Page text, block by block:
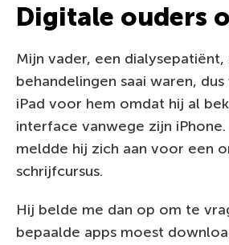
Digitale ouders
Mijn vader, een
behandelingen saai waren,
iPad voor hem omdat hij al
interface vanwege zijn
meldde hij zich aan voor een
schrijfcursus.
Hij belde me dan op om te
bepaalde apps moest